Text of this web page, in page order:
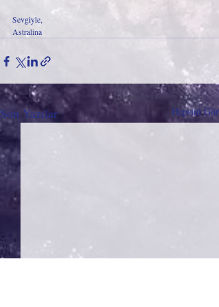
Sevgiyle,
Astralina
Son Yazılar Hepsini Gör